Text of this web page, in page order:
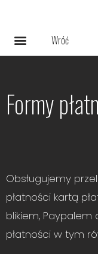
Wróć
Formy
Obsługujemy
płatności kartą
blikiem,
płatności w tym